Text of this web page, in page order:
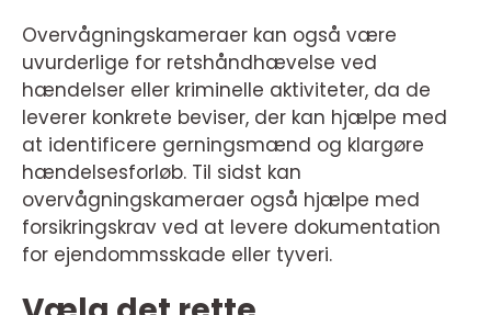
Overvågningskameraer kan også være
uvurderlige for retshåndhævelse ved
hændelser eller kriminelle aktiviteter, da de
leverer konkrete beviser, der kan hjælpe med
at identificere gerningsmænd og klargøre
hændelsesforløb. Til sidst kan
overvågningskameraer også hjælpe med
forsikringskrav ved at levere dokumentation
for ejendommsskade eller tyveri.